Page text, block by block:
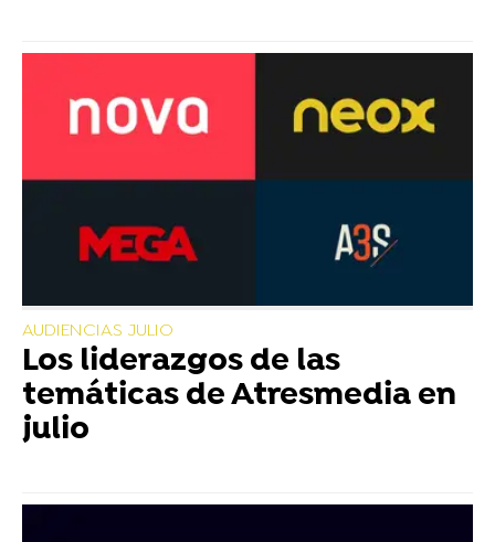
AUDIENCIAS JULIO
Los liderazgos de las
temáticas de Atresmedia en
julio